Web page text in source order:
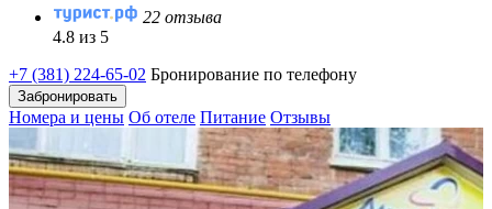
22 отзыва
4.8 из 5
+7 (381) 224-65-02 Бронирование по телефону
Забронировать
Номера и цены Об отеле Питание Отзывы